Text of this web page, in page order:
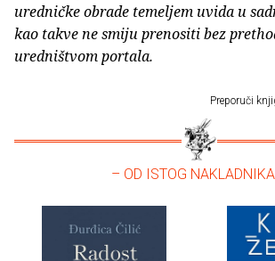
uredničke obrade temeljem uvida u
kao takve ne smiju prenositi bez
uredništvom portala.
Preporuči
– OD ISTOG